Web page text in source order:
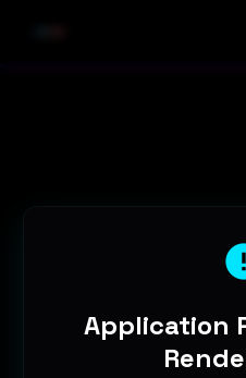
Application